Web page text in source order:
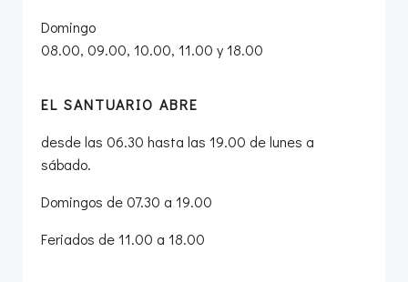
Domingo
08.00, 09.00, 10.00, 11.00 y 18.00
EL SANTUARIO ABRE
desde las 06.30 hasta las 19.00 de lunes a
sábado.
Domingos de 07.30 a 19.00
Feriados de 11.00 a 18.00